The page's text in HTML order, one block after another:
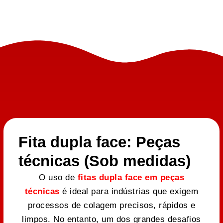
Fita dupla face: Peças
técnicas (Sob medidas)
O uso de fitas dupla face em peças
técnicas é ideal para indústrias que exigem
processos de colagem precisos, rápidos e
limpos. No entanto, um dos grandes desafios